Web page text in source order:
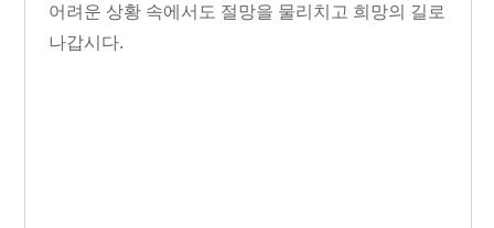
어려운 상황 속에서도 절망을 물리치고 희망의 길로
나갑시다.